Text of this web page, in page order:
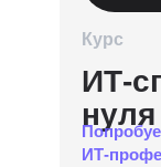
ИТ-
нуля
Курс
ИТ-